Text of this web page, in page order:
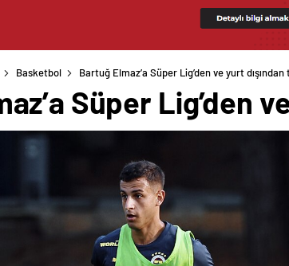
Basketbol Bartuğ Elmaz’a Süper Lig’den ve yurt
Süper Lig’den